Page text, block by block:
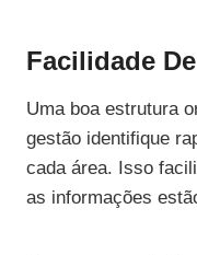
Facilidade
Uma boa estrutura
gestão identifique
cada área. Isso
as informações